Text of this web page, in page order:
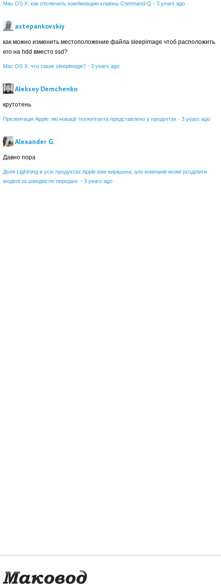
Mac OS X: как отключить комбинацию клавиш Command-Q · 3 years ago
astepankovskiy
как можно изменить местоположение файла sleepimage чтоб расположить
его на hdd вместо ssd?
Mac OS X: что такое sleepimage? · 3 years ago
Aleksey Demchenko
крутотень
Презентація Apple: які новації техногіганта представлено у продуктах · 3 years ago
Alexander G.
Давно пора
Доля Lightning в усіх продуктах Apple вже вирішена, але компанія може розділити
моделі за швидкістю передачі · 3 years ago